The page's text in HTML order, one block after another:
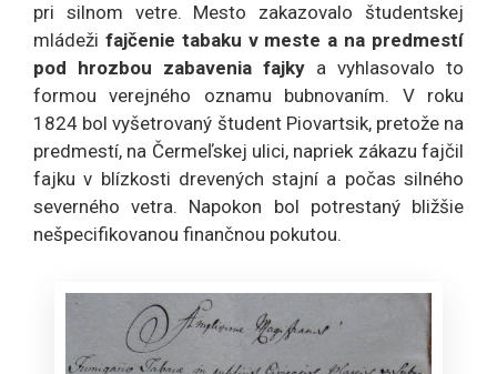
pri silnom vetre. Mesto zakazovalo študentskej
mládeži fajčenie tabaku v meste a na predmestí
pod hrozbou zabavenia fajky a vyhlasovalo to
formou verejného oznamu bubnovaním. V roku
1824 bol vyšetrovaný študent Piovartsik, pretože na
predmestí, na Čermeľskej ulici, napriek zákazu fajčil
fajku v blízkosti drevených stajní a počas silného
severného vetra. Napokon bol potrestaný bližšie
nešpecifikovanou finančnou pokutou.